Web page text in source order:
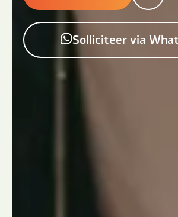
Solliciteer via